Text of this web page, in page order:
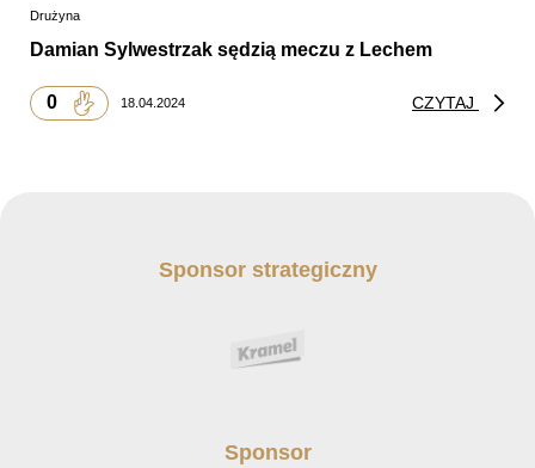
Drużyna
Damian Sylwestrzak sędzią meczu z Lechem
0 18.04.2024 CZYTAJ
Sponsor strategiczny
Sponsor